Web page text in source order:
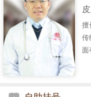
擅
传
面